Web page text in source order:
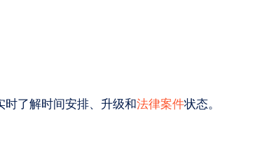
了解时间安排、升级和法律案件状态。